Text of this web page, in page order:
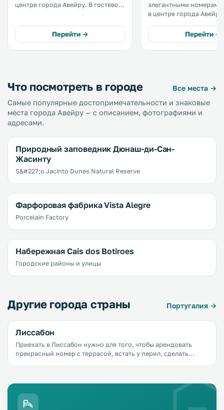
центре города Авейру. В гостевом
отопления и телевизором с
плоским экраном и кабельными
каналами. .
Перейти →
элегантными номерами
в центре города Авейру. К
от гостевого дома до
Авиренсе и самых
районов с ночными
Перейти →
Что посмотреть в городе
Все места →
Самые популярные достопримечательности и знаковые
места города Авейру — с описанием, фотографиями и
адресами.
Природный заповедник Дюнаш-ди-Сан-
Жасинту
S&#227;o Jacinto Dunes Natural Reserve
Фарфоровая фабрика Vista Alegre
Porcelain Factory
Набережная Cais dos Botiroes
Городские районы и улицы
Другие города страны Португалия →
Лиссабон
Приехать в Лиссабон нужно для того, чтобы арендовать
прекрасный номер с террасой, встать у перил, сделать
оранжевых черепичных крыш и понять, что все проблемы
очень далеко. В Лиссабоне можно танцевать до утра где-то
на улице Rua de Alecrim, пробовать вкуснейшую